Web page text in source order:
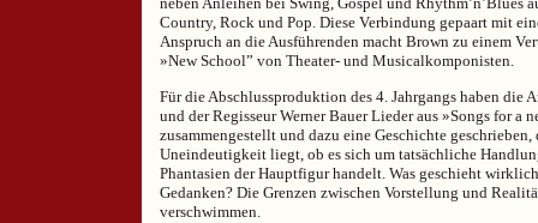
Country, Rock und Pop. Diese Verbindung gepaart mit
Anspruch an die Ausführenden macht Brown zu einem
»New School” von Theater- und Musicalkomponisten.
Für die Abschlussproduktion des 4. Jahrgangs haben die
und der Regisseur Werner Bauer Lieder aus »Songs for a
zusammengestellt und dazu eine Geschichte geschrieben,
Uneindeutigkeit liegt, ob es sich um tatsächliche
Phantasien der Hauptfigur handelt. Was geschieht
Gedanken? Die Grenzen zwischen Vorstellung und
verschwimmen.